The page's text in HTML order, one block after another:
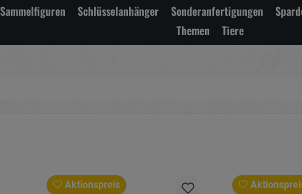
Sammelfiguren Schlüsselanhänger Sonderanfertigungen
Themen
Tiere
Aktionspreis